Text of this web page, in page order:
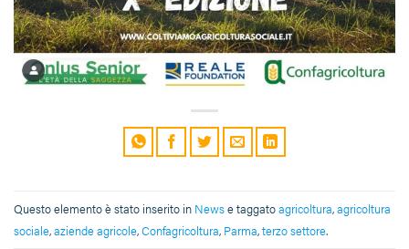
Questo elemento è stato inserito in Newse taggatoagricoltura,agricoltura
sociale,aziende agricole,Confagricoltura, Parma,terzo settore.